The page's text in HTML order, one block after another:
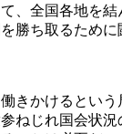
全国各地を
勝ち取るために
かけるとい
じれ国会状